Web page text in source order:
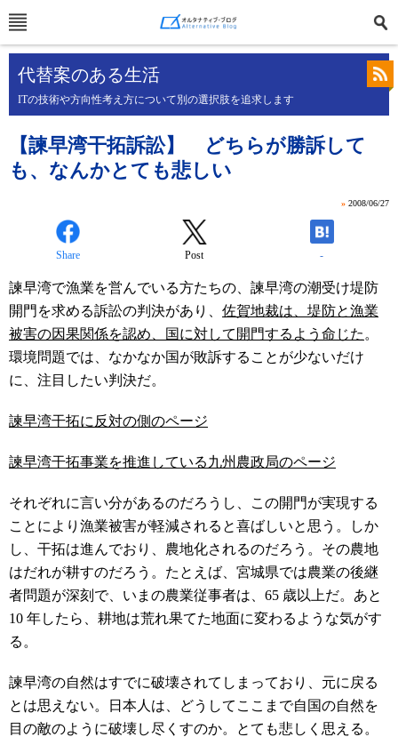
代替案のある生活
ITの技術や方向性考え方について別の選択肢を追求します
【諫早湾干拓訴訟】 どちらが勝訴して
も、なんかとても悲しい
» 2008/06/27
Share Post -
諫早湾で漁業を営んでいる方たちの、諫早湾の潮受け堤防
開門を求める訴訟の判決があり、 佐賀地裁は、堤防と漁業
被害の因果関係を認め、国に対して開門するよう命じた 。
環境問題では、なかなか国が敗訴することが少ないだけ
に、注目したい判決だ。
諫早湾干拓に反対の側のページ
諫早湾干拓事業を推進している九州農政局のページ
それぞれに言い分があるのだろうし、この開門が実現する
ことにより漁業被害が軽減されると喜ばしいと思う。しか
し、干拓は進んでおり、農地化されるのだろう。その農地
はだれが耕すのだろう。たとえば、宮城県では農業の後継
者問題が深刻で、いまの農業従事者は、65 歳以上だ。あと
10 年したら、耕地は荒れ果てた地面に変わるような気がす
る。
諫早湾の自然はすでに破壊されてしまっており、元に戻る
とは思えない。日本人は、どうしてここまで自国の自然を
目の敵のように破壊し尽くすのか。とても悲しく思える。